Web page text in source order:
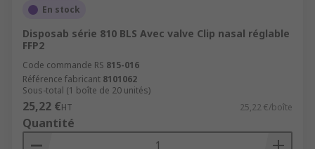
En stock
Disposab série 810 BLS Avec valve Clip nasal réglable
FFP2
Code commande RS 815-016
Référence fabricant 8101062
Sous-total (1 boîte de 20 unités)
25,22 €HT 25,22 €/boîte
Quantité